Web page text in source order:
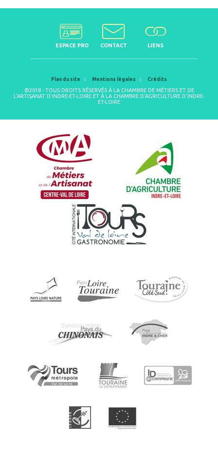
ESPACE PRO CONTACT LIENS
Plan du site Mentions légales Crédits
©2018 - TOUS DROITS RÉSERVÉS À LA CHAMBRE DE MÉTIERS ET DE
L'ARTISANAT D'INDRE-ET-LOIRE ET À LA CHAMBRE D'AGRICULTURE D'INDRE-
ET-LOIRE